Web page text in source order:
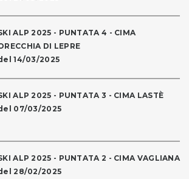
ALP 2025 - PUNTATA 4 - CIMA
DI LEPRE
14/03/2025
ALP 2025 - PUNTATA 3 - CIMA LASTÈ
07/03/2025
ALP 2025 - PUNTATA 2 - CIMA VAGLIANA
28/02/2025